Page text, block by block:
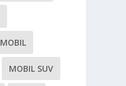
MOBIL
MOBIL SUV